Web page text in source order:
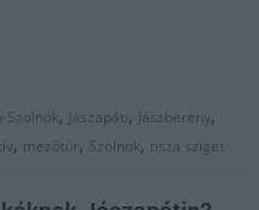
Szolnok, Jászapáti, Jászberény,
, mezőtúr, Szolnok, tisza sziget